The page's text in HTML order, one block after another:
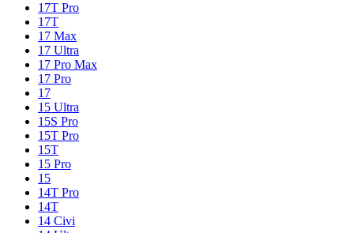
17T Pro
17T
17 Max
17 Ultra
17 Pro Max
17 Pro
17
15 Ultra
15S Pro
15T Pro
15T
15 Pro
15
14T Pro
14T
14 Civi